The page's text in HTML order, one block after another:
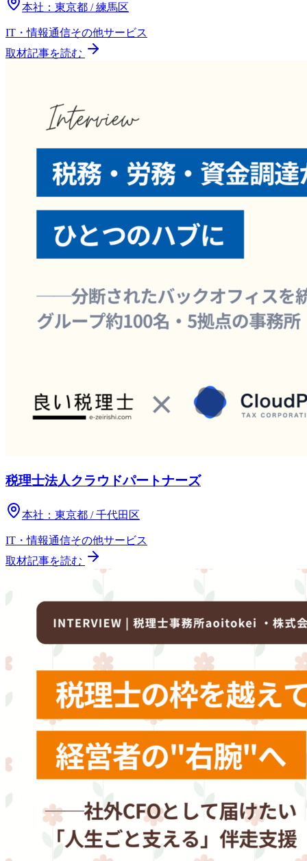
本社： 東京都 / 練馬区
IT・情報通信その他サービス
取材記事を読む
税理士法人クラウドパートナーズ
本社： 東京都 / 千代田区
IT・情報通信その他サービス
取材記事を読む